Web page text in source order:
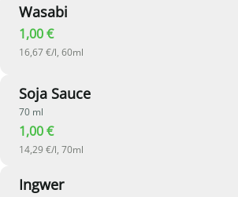
Wasabi
1,00 €
16,67 €/l, 60ml
Soja Sauce
70 ml
1,00 €
14,29 €/l, 70ml
Ingwer